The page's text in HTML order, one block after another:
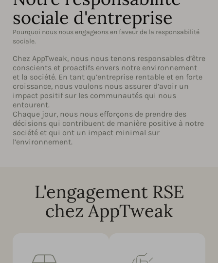
sociale d'entreprise
Pourquoi nous nous engageons en faveur de la responsabilité
sociale.
Chez AppTweak, nous nous tenons responsables d’être
conscients et proactifs envers notre environnement
et la société. En tant qu’entreprise rentable et en forte
croissance, nous voulons nous assurer d’avoir un
impact positif sur les communautés qui nous
entourent.
Chaque jour, nous nous efforçons de prendre des
décisions qui contribuent de manière positive à notre
société et qui ont un impact minimal sur
l’environnement.
L'engagement RSE
chez AppTweak